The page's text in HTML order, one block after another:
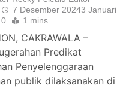
7 Desember 20243 Januari
0 1 mins
CAKRAWALA –
Predikat
Penyelenggaraan
publik dilaksanakan di